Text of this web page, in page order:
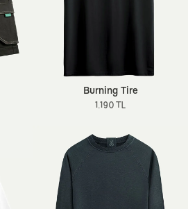
Burning Tire
1.190 TL